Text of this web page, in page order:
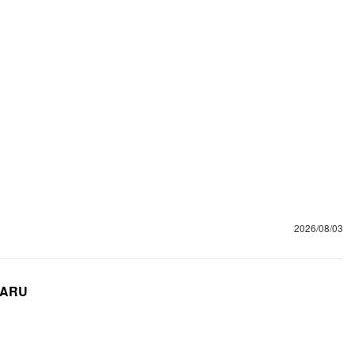
2026/08/03